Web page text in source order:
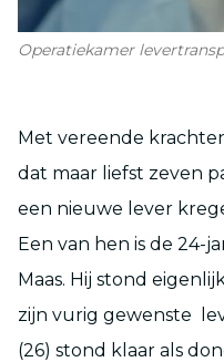
Operatiekamer
Met vereende
dat maar liefst zeven
een nieuwe lever
Een van hen is de 24-
Maas. Hij stond
zijn vurig gewenste
(26) stond klaar als